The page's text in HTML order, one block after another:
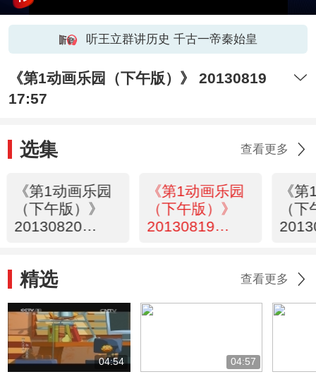
听王立群讲历史 千古一帝秦始皇
《第1动画乐园（下午版）》 20130819
17:57
选集 查看更多
《第1动画乐园
（下午版）》
20130820
《第1动画乐园
（下午版）》
20130819
《
（
精选 查看更多
04:54 04:57